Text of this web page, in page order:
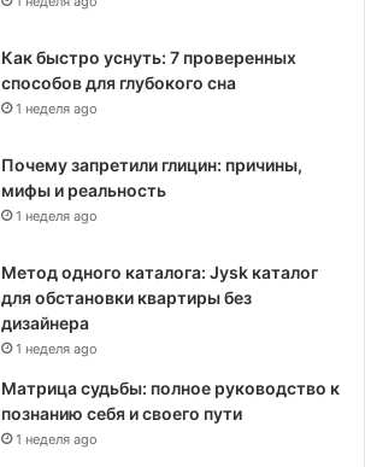
Как быстро уснуть: 7 проверенных
способов для глубокого сна
1 неделя ago
Почему запретили глицин: причины,
мифы и реальность
1 неделя ago
Метод одного каталога: Jysk каталог
для обстановки квартиры без
дизайнера
1 неделя ago
Матрица судьбы: полное руководство к
познанию себя и своего пути
1 неделя ago